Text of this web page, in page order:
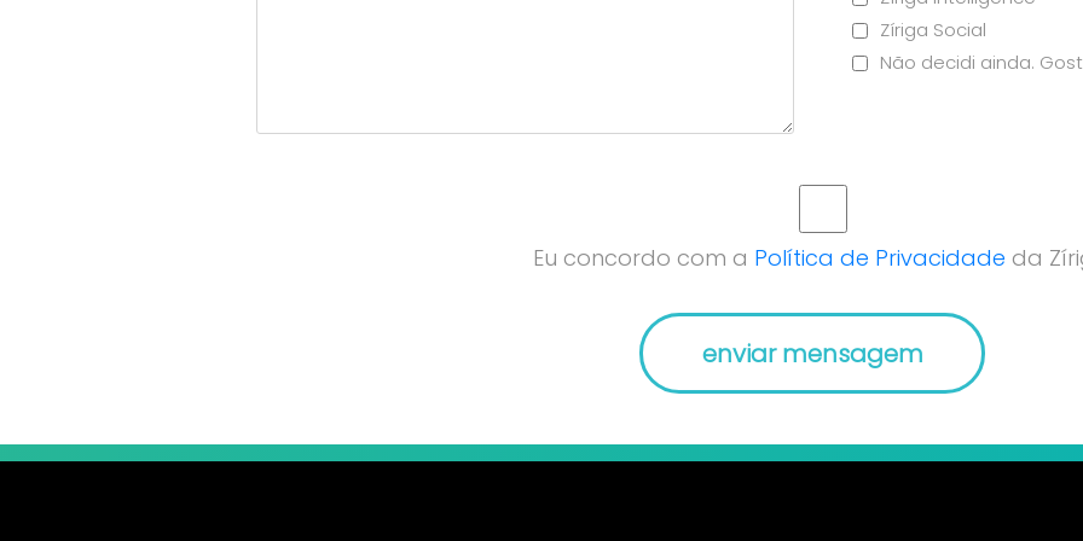
Zíriga Social
Não decidi ainda.
Eu concordo com a Política de Privacidade da